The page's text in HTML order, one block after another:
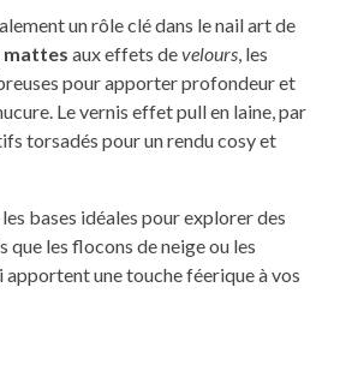
un rôle clé dans le nail art de
mattes aux effets develours, les
pour apporter profondeur et
Le vernis effet pull en laine, par
torsadés pour un rendu cosy et
bases idéales pour explorer des
les flocons de neige ou les
une touche féerique à vos